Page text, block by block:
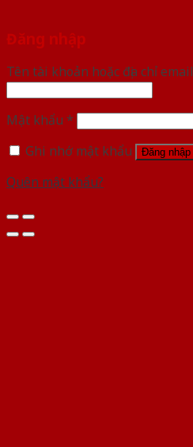
Đăng nhập
Tên tài khoản hoặc địa chỉ email
Mật khẩu *
Ghi nhớ mật khẩu
Đăng nhập
Quên mật khẩu?